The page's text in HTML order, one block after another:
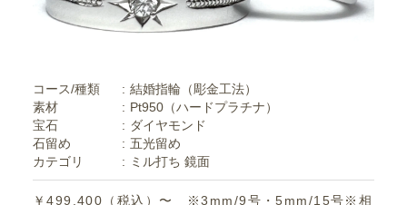
コース/種類
結婚指輪（彫金工法）
素材
Pt950（ハードプラチナ）
宝石
ダイヤモンド
石留め
五光留め
カテゴリ
ミル打ち鏡面
￥499,400（税込）〜 ※3mm/9号・5mm/15号※相